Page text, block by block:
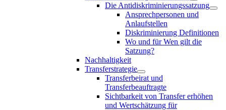
Die Antidiskriminierungssatzung
Ansprechpersonen und
Anlaufstellen
Diskriminierung Definitionen
Wo und für Wen gilt die
Satzung?
Nachhaltigkeit
Transferstrategie
Transferbeirat und
Transferbeauftragte
Sichtbarkeit von Transfer erhöhen
und Wertschätzung für